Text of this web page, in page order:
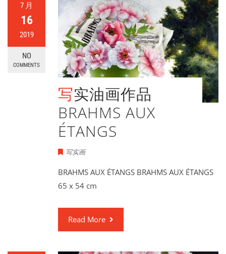
7 月
16
2019
NO
COMMENTS
写实油画作品
BRAHMS AUX
ÉTANGS
写实画
BRAHMS AUX ÉTANGS BRAHMS AUX ÉTANGS
65 x 54 cm
Read More